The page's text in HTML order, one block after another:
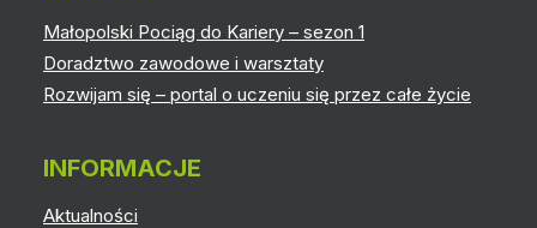
Małopolski Pociąg do Kariery – sezon 1
Doradztwo zawodowe i warsztaty
Rozwijam się – portal o uczeniu się przez całe życie
INFORMACJE
Aktualności